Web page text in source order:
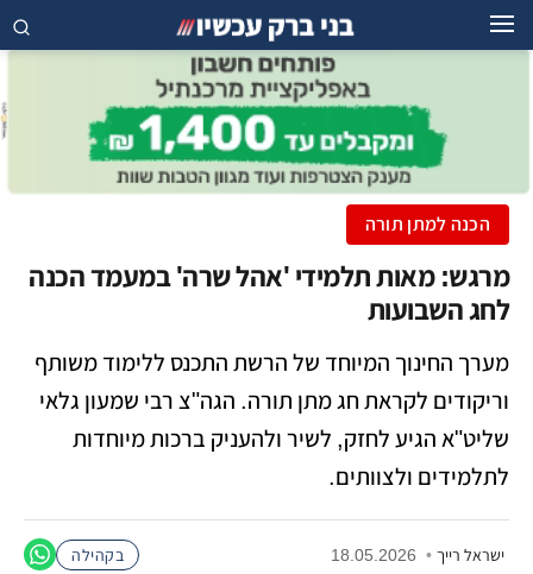
הכנה למתן תורה
מרגש: מאות תלמידי 'אהל שרה' במעמד הכנה
לחג השבועות
מערך החינוך המיוחד של הרשת התכנס ללימוד משותף
וריקודים לקראת חג מתן תורה. הגה"צ רבי שמעון גלאי
שליט"א הגיע לחזק, לשיר ולהעניק ברכות מיוחדות
לתלמידים ולצוותים.
ישראל רייך •
18.05.2026 בקהילה